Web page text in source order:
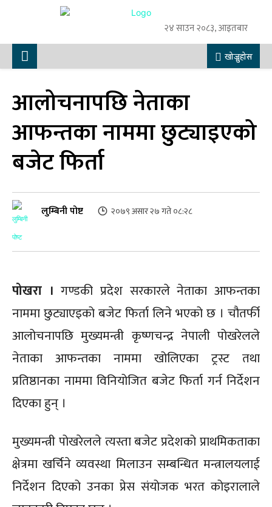
२४ साउन २०८३, आइतबार
खोज्नुहोस
आलोचनापछि नेताका
आफन्तका नाममा छुट्याइएको
बजेट फिर्ता
लुम्बिनी पोष्ट २०७९ असार २७ गते ०८:२८
पोखरा । गण्डकी प्रदेश सरकारले नेताका आफन्तका
नाममा छुट्याएइको बजेट फिर्ता लिने भएको छ । चौतर्फी
आलोचनापछि मुख्यमन्त्री कृष्णचन्द्र नेपाली पोखरेलले
नेताका आफन्तका नाममा खोलिएका ट्रस्ट तथा
प्रतिष्ठानका नाममा विनियोजित बजेट फिर्ता गर्न निर्देशन
दिएका हुन् ।
मुख्यमन्त्री पोखरेलले त्यस्ता बजेट प्रदेशको प्राथमिकताका
क्षेत्रमा खर्चिने व्यवस्था मिलाउन सम्बन्धित मन्त्रालयलाई
निर्देशन दिएको उनका प्रेस संयोजक भरत कोइरालाले